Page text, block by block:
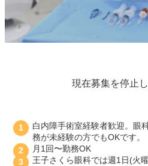
現在募集を停止
白内障手術室経験者歓迎。眼
務が未経験の方でもOKです。
月1回〜勤務OK
王子さくら眼科では週1日(火